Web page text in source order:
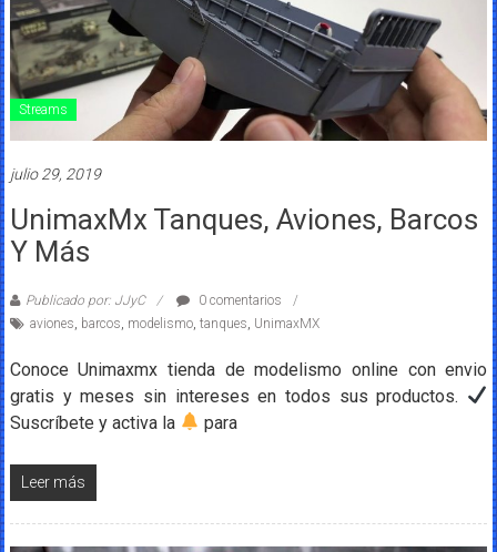
Streams
julio 29, 2019
UnimaxMx Tanques, Aviones, Barcos
Y Más
Publicado por: JJyC
0 comentarios
aviones, barcos, modelismo, tanques, UnimaxMX
Conoce Unimaxmx tienda de modelismo online con envio
gratis y meses sin intereses en todos sus productos.
Suscríbete y activa la
para
Leer más